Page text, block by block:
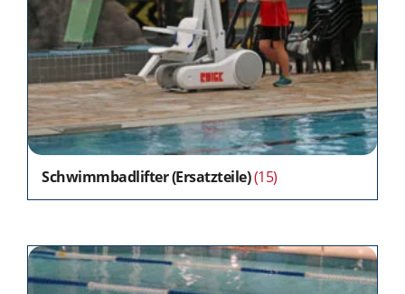
Schwimmbadlifter (Ersatzteile)(15)